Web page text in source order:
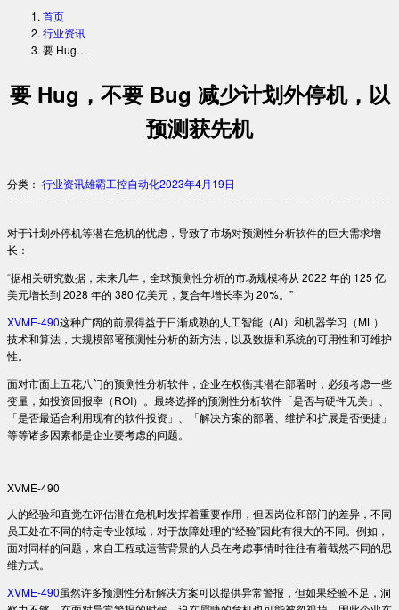
首页
行业资讯
要 Hug…
要 Hug，不要 Bug 减少计划外停机，以
预测获先机
分类： 行业资讯雄霸工控自动化2023年4月19日
对于计划外停机等潜在危机的忧虑，导致了市场对预测性分析软件的巨大需求增
长：
“据相关研究数据，未来几年，全球预测性分析的市场规模将从 2022 年的 125 亿
美元增长到 2028 年的 380 亿美元，复合年增长率为 20%。”
XVME-490这种广阔的前景得益于日渐成熟的人工智能（AI）和机器学习（ML）
技术和算法，大规模部署预测性分析的新方法，以及数据和系统的可用性和可维护
性。
面对市面上五花八门的预测性分析软件，企业在权衡其潜在部署时，必须考虑一些
变量，如投资回报率（ROI）。最终选择的预测性分析软件「是否与硬件无关」、
「是否最适合利用现有的软件投资」、「解决方案的部署、维护和扩展是否便捷」
等等诸多因素都是企业要考虑的问题。
XVME-490
人的经验和直觉在评估潜在危机时发挥着重要作用，但因岗位和部门的差异，不同
员工处在不同的特定专业领域，对于故障处理的“经验”因此有很大的不同。例如，
面对同样的问题，来自工程或运营背景的人员在考虑事情时往往有着截然不同的思
维方式。
XVME-490虽然许多预测性分析解决方案可以提供异常警报，但如果经验不足，洞